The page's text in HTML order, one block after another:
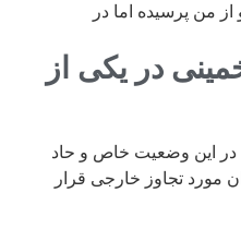
من پرسیده اما در
در یکی از
در این وضعیت خاص و حاد
مورد تجاوز خارجی قرار